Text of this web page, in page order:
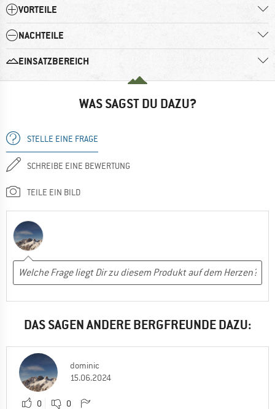
VORTEILE
NACHTEILE
EINSATZBEREICH
WAS SAGST DU DAZU?
STELLE EINE FRAGE
SCHREIBE EINE BEWERTUNG
TEILE EIN BILD
DAS SAGEN ANDERE BERGFREUNDE DAZU:
dominic
15.06.2024
0 0